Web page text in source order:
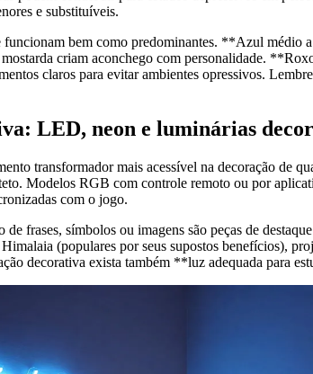
e substituíveis.
funcionam bem como predominantes. **Azul
criam aconchego com personalidade.
claros para evitar ambientes opressivos.
LED, neon e luminárias
transformador mais acessível na decoração de
Modelos RGB com controle remoto ou por
com o jogo.
frases, símbolos ou imagens são peças de
(populares por seus supostos benefícios),
decorativa exista também **luz adequada para